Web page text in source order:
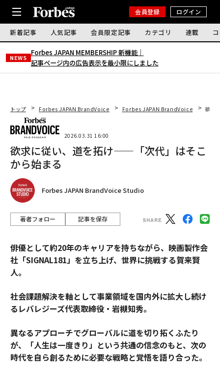
会員登録 ログイン
新着記事 人気記事 会員限定記事 カテゴリ 連載
NEWS
Forbes JAPAN MEMBERSHIP 新機能｜
記事ページ内の広告表示を最小限にしました
トップ Forbes JAPAN BrandVoice Forbes JAPAN BrandVoice 欲求
2026.03.31 16:00
欲求に従い、道を拓け——「次代」はそこ
から始まる
Forbes JAPAN BrandVoice Studio
著者フォロー 記事を保存
俳優として約20年のキャリアを持ちながら、映画製作会
社「SIGNAL181」を立ち上げ、世界に挑戦する賀来賢
人。
社会課題解決を軸として事業領域を国内外に拡大し続け
るレバレジーズ代表取締役・岩槻知秀。
異なるアプローチでグローバルに道を切り拓くふたり
が、「人生は一度きり」という共通の信念のもと、次の
時代を自ら創るために必要な戦略と覚悟を語り合った。